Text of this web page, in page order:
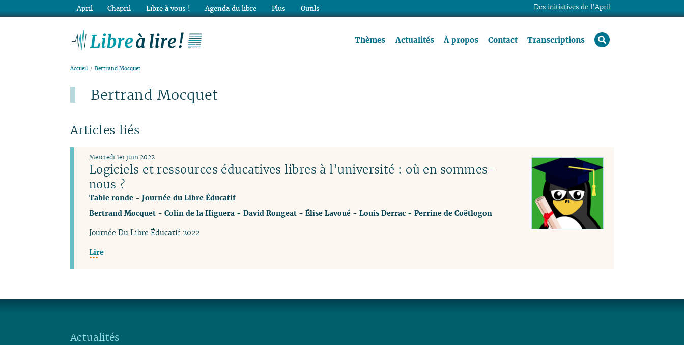
Thèmes Actualités À propos Contact Transcriptions rechercher
Accueil Bertrand Mocquet
Bertrand Mocquet
Articles liés
Logiciels et ressources éducatives libres à l’université : où en sommes-
nous ?
Table ronde - Journée du Libre Éducatif
Mercredi 1er juin 2022
Bertrand Mocquet- Colin de la Higuera- David Rongeat- Élise Lavoué- Louis Derrac- Perrine de Coëtlogon
Journée Du Libre Éducatif 2022
Lire
Actualités
Des initiatives de l’April
April Chapril Libre à vous ! Agenda du libre Plus Outils